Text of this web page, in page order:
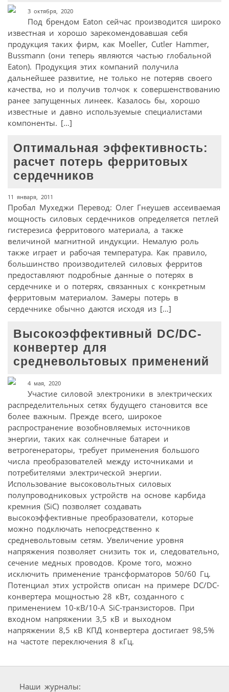
3 октября, 2020
Под брендом Eaton сейчас производится широко
известная и хорошо зарекомендовавшая себя
продукция таких фирм, как Moeller, Cutler Hammer,
Bussmann (они теперь являются частью глобальной
Eaton). Продукция этих компаний получила
дальнейшее развитие, не только не потеряв своего
качества, но и получив толчок к совершенствованию
ранее запущенных линеек. Казалось бы, хорошо
известные и давно используемые специалистами
компоненты. […]
Оптимальная эффективность:
расчет потерь ферритовых
сердечников
11 января, 2011
Пробал Мухеджи Перевод: Олег Гнеушев ассеиваемая
мощность силовых сердечников определяется петлей
гистерезиса ферритового материала, а также
величиной магнитной индукции. Немалую роль
также играет и рабочая температура. Как правило,
большинство производителей силовых ферритов
предоставляют подробные данные о потерях в
сердечнике и о потерях, связанных с конкретным
ферритовым материалом. Замеры потерь в
сердечнике обычно даются исходя из […]
Высокоэффективный DC/DC-
конвертер для
средневольтовых применений
4 мая, 2020
Участие силовой электроники в электрических
распределительных сетях будущего становится все
более важным. Прежде всего, широкое
распространение возобновляемых источников
энергии, таких как солнечные батареи и
ветрогенераторы, требует применения большого
числа преобразователей между источниками и
потребителями электрической энергии.
Использование высоковольтных силовых
полупроводниковых устройств на основе карбида
кремния (SiC) позволяет создавать
высокоэффективные преобразователи, которые
можно подключать непосредственно к
средневольтовым сетям. Увеличение уровня
напряжения позволяет снизить ток и, следовательно,
сечение медных проводов. Кроме того, можно
исключить применение трансформаторов 50/60 Гц.
Потенциал этих устройств описан на примере DC/DC-
конвертера мощностью 28 кВт, созданного с
применением 10-кВ/10-А SiC-транзисторов. При
входном напряжении 3,5 кВ и выходном
напряжении 8,5 кВ КПД конвертера достигает 98,5%
на частоте переключения 8 кГц.
Наши журналы: